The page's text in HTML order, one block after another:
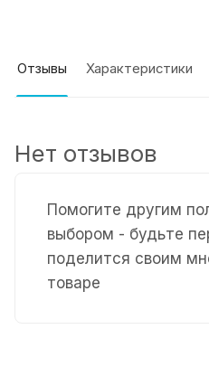
Отзывы Характеристики
Помогите другим
выбором - будьте
поделится своим
товаре
Нет отзывов